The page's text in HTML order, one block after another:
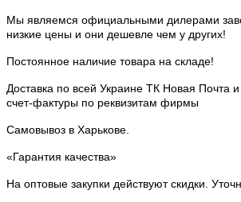
Мы являемся официальными дилерами
низкие цены и они дешевле чем у других!
Постоянное наличие товара на складе!
Доставка по всей Украине ТК Новая Почта
счет-фактуры по реквизитам фирмы
Самовывоз в Харькове.
«Гарантия качества»
На оптовые закупки действуют скидки.